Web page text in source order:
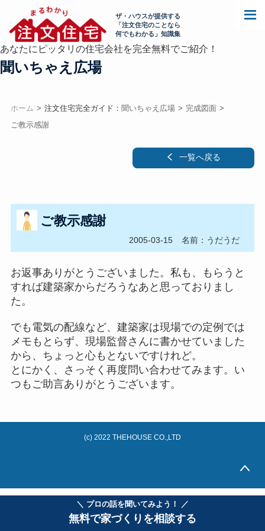
＼ プロの話を聞いてみよう！ ／
無料で家づくりを相談する
ザ・ハウスが提供する
「注文住宅のことなら
何でもわかる」知識集
あなたにピッタリの住宅会社を完全無料でご紹介！
聞いちゃえ広場
ホーム 注文住宅完全ガイド： 聞いちゃえ広場
完成図面
ご教示感謝
一覧へ戻る
ご教示感謝
2005-03-15 名前：うだうだ
お返事ありがとうございました。私も、もらうと
すれば建築家からだろうなあと思っておりまし
た。
でも電気の配線など、建築家は現場での定例では
メモもとらず、現場監督さんに書かせていました
から、ちょっと心もとないですけれど。
とにかく、さっそく再度問い合わせてみます。い
つもご助言ありがとうございます。
(c) 2022 THEHOUSE CO.,LTD